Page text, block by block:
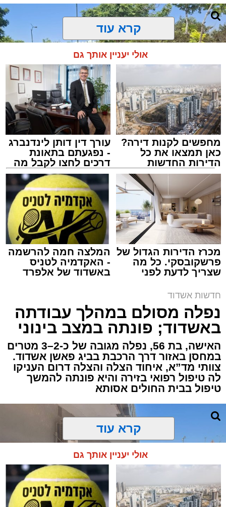
צילום: דוברות איחוד הצלה
מערכת האתר / 15:39 07.08.26
איחוד הצלה
אירוע דרמטי הסתיים בנס רפואי באשדוד, לאחר
שגבר בן 56 התמוטט בביתו שבאחד הרחובות
ברובע י"א בעיר, כתוצאה מאירוע פתאומי שגרם
להפסקת פעילות ליבו.
למקום הוזעקו מיד צוותי רפואה ומתנדבים של
ארגון "איחוד הצלה". החובשים והפרמדיקים
הכרה, ופתחו מיידית בפעולות החייאה מתקדמות,
הכוללות עיסויי לב ושימוש במפעם (דפיברילטור).
בזכות התושייה והפעילות המהירה והמקצועית של
הצוותים בשטח, ליבו של הגבר שב לפעום.
לאחר ייצוב מצבו הראשוני, הוא פונה באמבולנס
לבית חולים להמשך קבלת טיפול רפואי כשמצבו
קרא עוד
אולי יעניין אותך גם
מחפשים לקנות דירה?
כאן תמצאו את כל
הדירות החדשות
למכירה באשדוד >>>
עורך דין דותן לינדנברג
- נפגעתם בתאונת
דרכים לחצו לקבל מה
שמגיע לכם
מכרז הדירות הגדול של
פרשקובסקי. כל מה
שצריך לדעת לפני
באשדוד
המלצה חמה להרשמה
- האקדמיה לטניס
באשדוד של אלפרד
חדשות אשדוד
נפלה מסולם במהלך עבודתה
באשדוד; פונתה במצב בינוני
האישה, בת 56, נפלה מגובה של כ-2–3 מטרים
במחסן באזור דרך הרכבת בביג פאשן אשדוד.
צוותי מד”א, איחוד הצלה והצלה דרום העניקו
לה טיפול רפואי בזירה והיא פונתה להמשך
טיפול בבית החולים אסותא
קרא עוד
אולי יעניין אותך גם